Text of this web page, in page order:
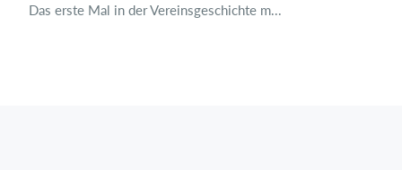
Das erste Mal in der Vereinsgeschichte m...